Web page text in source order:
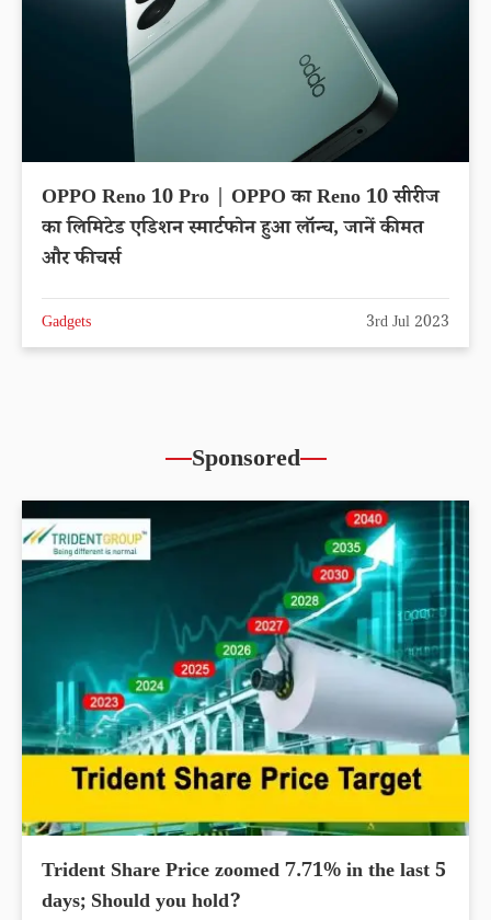
OPPO Reno 10 Pro | OPPO का Reno 10 सीरीज
का लिमिटेड एडिशन स्मार्टफोन हुआ लॉन्च, जानें कीमत
और फीचर्स
Gadgets 3rd Jul 2023
Sponsored
Trident Share Price zoomed 7.71% in the last 5
days; Should you hold?